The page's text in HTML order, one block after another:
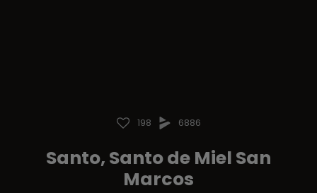
198 6886
Santo, Santo de Miel San
Marcos